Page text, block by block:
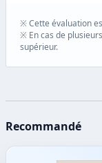
※ Cette évaluation
※ En cas de
supérieur.
Recommandé